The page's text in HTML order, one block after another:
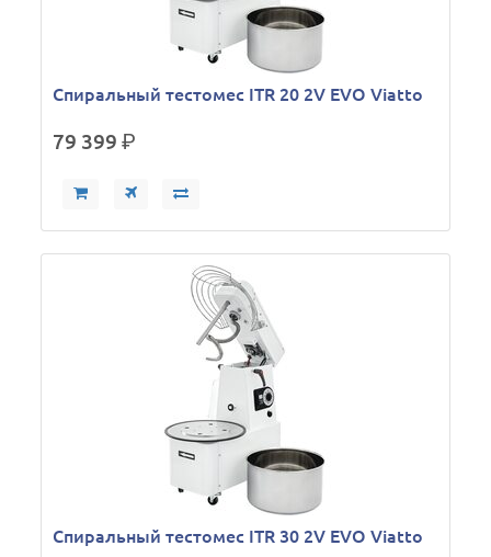
Спиральный тестомес ITR 20 2V EVO Viatto
79 399р.
Спиральный тестомес ITR 30 2V EVO Viatto